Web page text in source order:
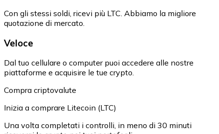
Con gli stessi soldi, ricevi più LTC. Abbiamo la migliore
quotazione di mercato.
Veloce
Dal tuo cellulare o computer puoi accedere alle nostre
piattaforme e acquisire le tue crypto.
Compra criptovalute
Inizia a comprare Litecoin (LTC)
Una volta completati i controlli, in meno di 30 minuti